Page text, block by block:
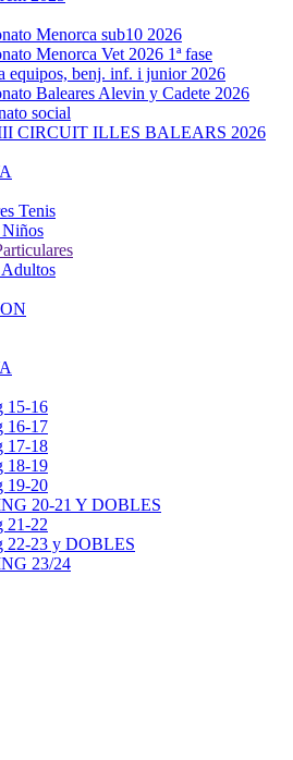
Menorca sub10 2026
Menorca Vet 2026 1ª fase
equipos, benj. inf. i junior 2026
Baleares Alevin y Cadete 2026
social
CIRCUIT ILLES BALEARS 2026
Tenis
Niños
15-16
16-17
17-18
18-19
19-20
20-21 Y DOBLES
21-22
22-23 y DOBLES
23/24